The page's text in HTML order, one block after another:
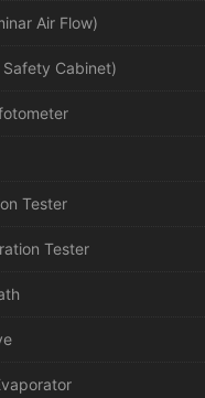
Air Flow)
Safety Cabinet)
Tester
Tester